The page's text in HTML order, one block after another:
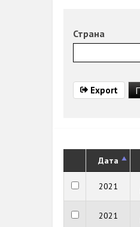
Страна
Export
Дата
2021
2021